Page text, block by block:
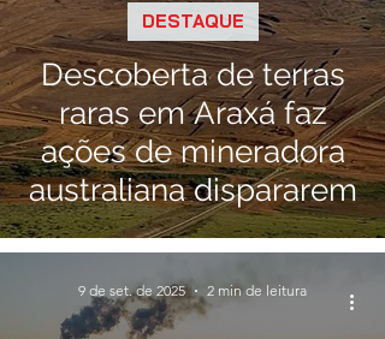
Descoberta de terras
raras em Araxá faz
ações de mineradora
australiana dispararem
DESTAQUE
9 de set. de 2025 2 min de leitura